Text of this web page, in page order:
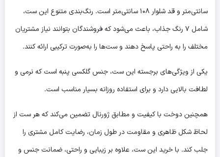
سانتی‌متر و قد شلوار ۱۰۸ سانتی‌متر است. رنگ‌بندی متنوع این ست،
شامل ۷ رنگ جذاب، باعث می‌شود که فروشندگان بتوانند نیاز مشتریان
مختلف را به راحتی پاسخ دهند و ست‌ها را به‌صورت ترکیبی ارائه کنند.
یکی از ویژگی‌های برجسته این ست، جنس گلکسی پنبه است که نرمی و
لطافت بالایی دارد و برای استفاده روزانه بسیار مناسب است.
همچنین دوخت با کیفیت و مطابق ژورنال تضمین می‌کند که هر ست از
لحاظ شکل ظاهری و مقاومت در طول زمان، رضایت کامل مشتری را
جلب کند. با خرید این ست، علاوه بر زیبایی و راحتی، ضمانت جنس و